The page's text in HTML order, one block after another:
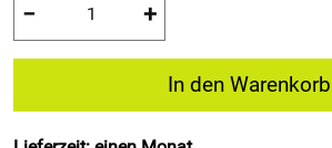
− +
In den Warenkorb